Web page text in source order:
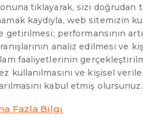
Haberler
Webinar
Başarı
|Bilgi Güvenliği Politikası